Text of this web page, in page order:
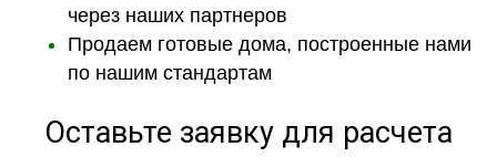
через наших партнеров
Продаем готовые дома, построенные нами
по нашим стандартам
Оставьте заявку для расчета